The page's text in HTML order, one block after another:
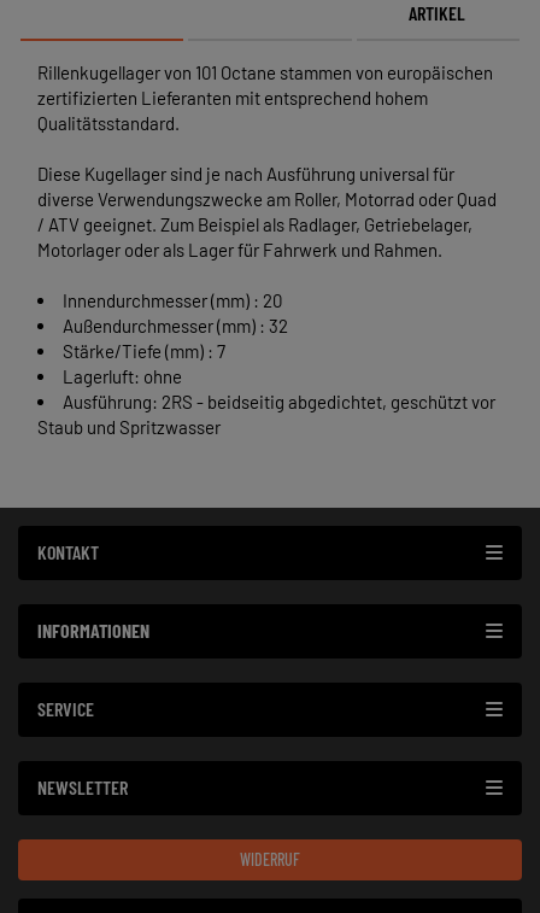
ARTIKEL
Rillenkugellager von 101 Octane stammen von europäischen
zertifizierten Lieferanten mit entsprechend hohem
Qualitätsstandard.
Diese Kugellager sind je nach Ausführung universal für
diverse Verwendungszwecke am Roller, Motorrad oder Quad
/ ATV geeignet. Zum Beispiel als Radlager, Getriebelager,
Motorlager oder als Lager für Fahrwerk und Rahmen.
Innendurchmesser (mm) : 20
Außendurchmesser (mm) : 32
Stärke/Tiefe (mm) : 7
Lagerluft: ohne
Ausführung: 2RS - beidseitig abgedichtet, geschützt vor
Staub und Spritzwasser
KONTAKT
INFORMATIONEN
SERVICE
NEWSLETTER
WIDERRUF